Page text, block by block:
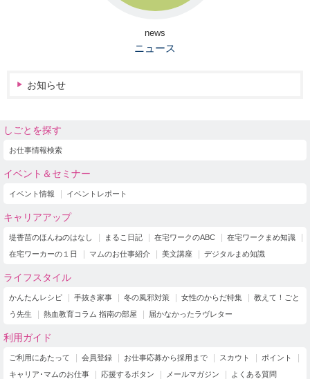
news
ニュース
お知らせ
しごとを探す
お仕事情報検索
イベント＆セミナー
イベント情報 イベントレポート
キャリアアップ
堤香苗のほんねのはなし まるこ日記 在宅ワークのABC
在宅ワークまめ知識
在宅ワーカーの１日
マムのお仕事紹介 美文講座 デジタルまめ知識
ライフスタイル
かんたんレシピ 手抜き家事 冬の風邪対策 女性のからだ特集
教えて！ごと
う先生
熱血教育コラム 指南の部屋 届かなかったラヴレター
利用ガイド
ご利用にあたって 会員登録 お仕事応募から採用まで スカウト
ポイント
キャリア･マムのお仕事
応援するボタン メールマガジン よくある質問